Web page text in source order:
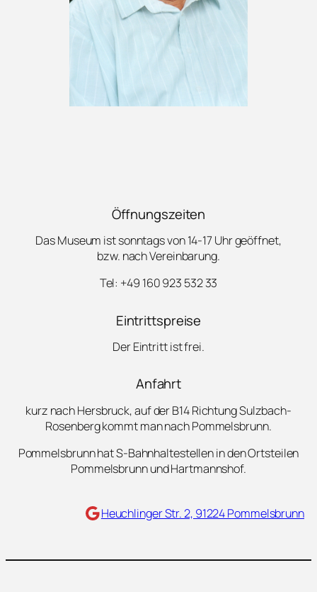
Öffnungszeiten
Das Museum ist sonntags von 14-17 Uhr geöffnet,
bzw. nach Vereinbarung.
Tel: +49 160 923 532 33
Eintrittspreise
Der Eintritt ist frei.
Anfahrt
kurz nach Hersbruck, auf der B14 Richtung Sulzbach-
Rosenberg kommt man nach Pommelsbrunn.
Pommelsbrunn hat S-Bahnhaltestellen in den Ortsteilen
Pommelsbrunn und Hartmannshof.
Maps Heuchlinger Str. 2, 91224 Pommelsbrunn